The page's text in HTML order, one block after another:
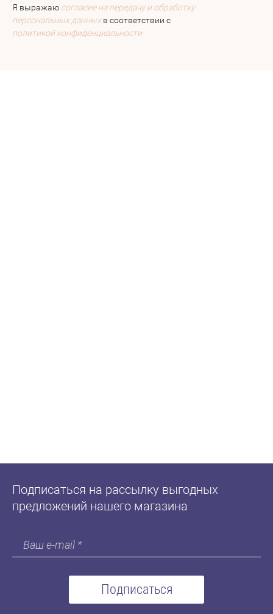
Я выражаю согласие на передачу и обработку
персональных данныхв соответствии с
политикой конфиденциальности
Подписаться на рассылку выгодных
предложений нашего магазина
Подписаться